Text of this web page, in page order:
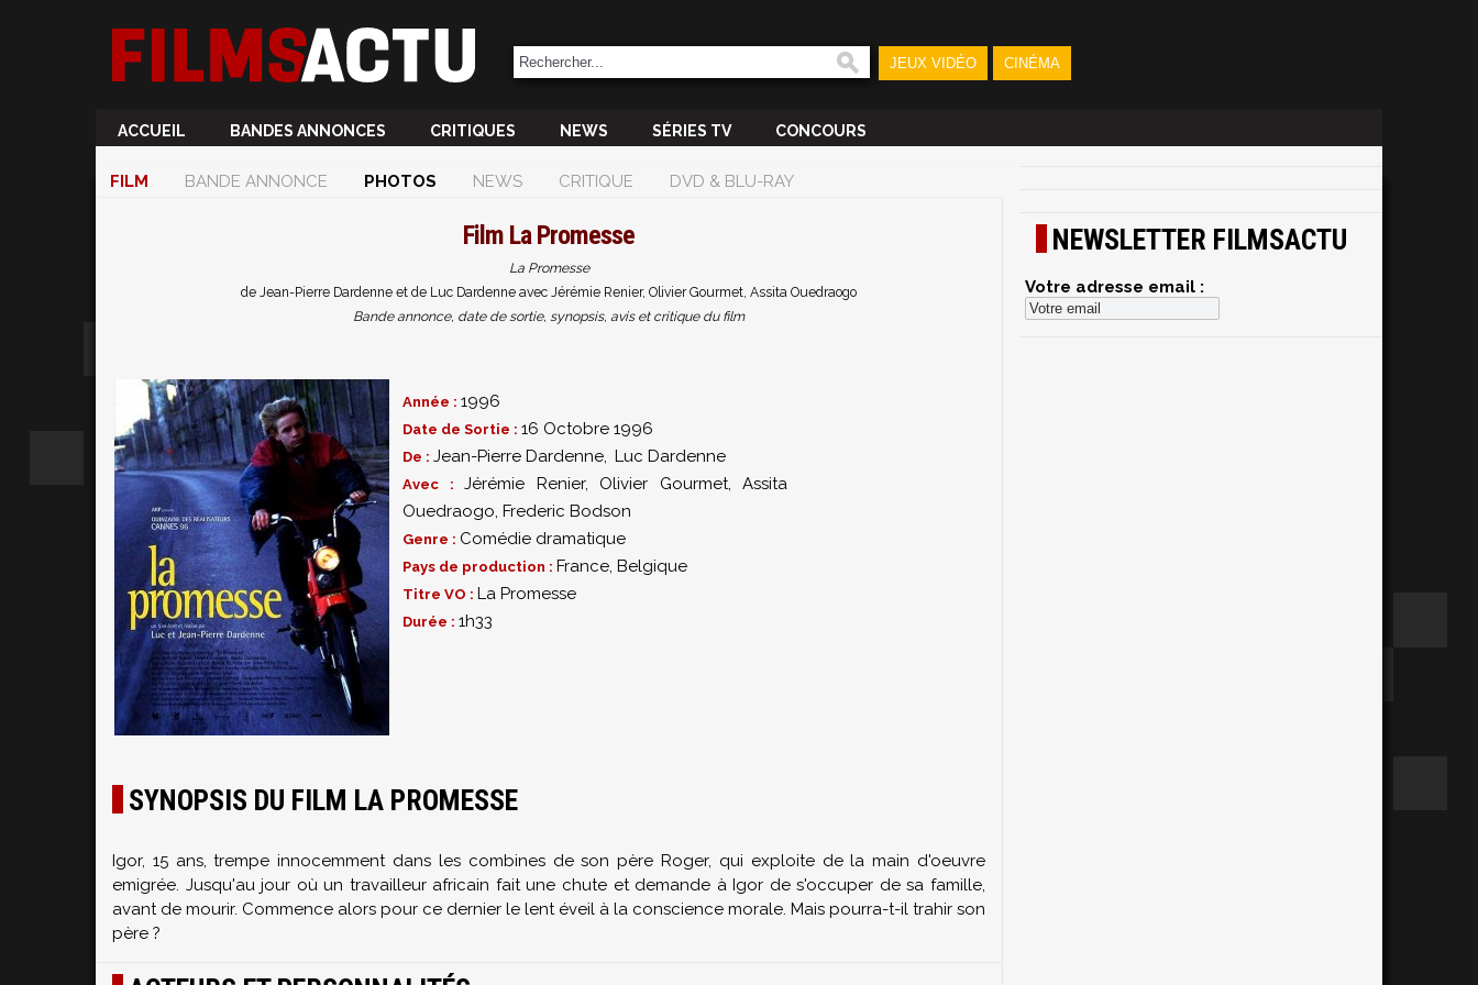
JEUX VIDÉO CINÉMA
ACCUEIL BANDES ANNONCES CRITIQUES NEWS SÉRIES TV CONCOURS
FILM BANDE ANNONCE PHOTOS NEWS CRITIQUE DVD & BLU-RAY
Film La Promesse
La Promesse
de Jean-Pierre Dardenne et de Luc Dardenne avec Jérémie Renier, Olivier Gourmet, Assita Ouedraogo
Bande annonce, date de sortie, synopsis, avis et critique du film
Année : 1996
Date de Sortie : 16 Octobre 1996
De : Jean-Pierre Dardenne, Luc Dardenne
Avec : Jérémie Renier, Olivier Gourmet, Assita
Ouedraogo, Frederic Bodson
Genre : Comédie dramatique
Pays de production : France, Belgique
Titre VO : La Promesse
Durée : 1h33
SYNOPSIS DU FILM LA PROMESSE
Igor, 15 ans, trempe innocemment dans les combines de son père Roger, qui exploite de la main d'oeuvre
emigrée. Jusqu'au jour où un travailleur africain fait une chute et demande à Igor de s'occuper de sa famille,
avant de mourir. Commence alors pour ce dernier le lent éveil à la conscience morale. Mais pourra-t-il trahir son
père ?
NEWSLETTER FILMSACTU
Votre adresse email :